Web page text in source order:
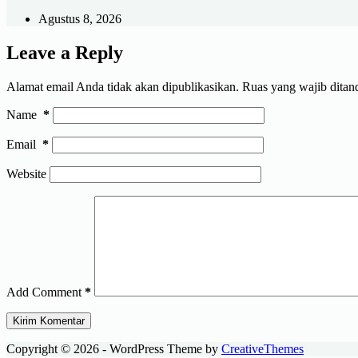
Agustus 8, 2026
Leave a Reply
Alamat email Anda tidak akan dipublikasikan. Ruas yang wajib
Name *
Email *
Website
Add Comment *
Kirim Komentar
Copyright © 2026 - WordPress Theme by CreativeThemes